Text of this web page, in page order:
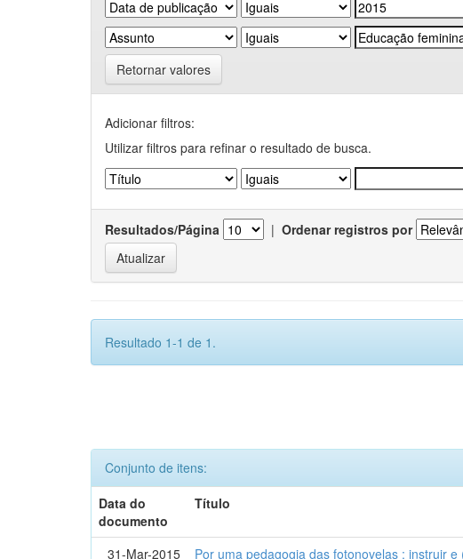
Retornar valores
Adicionar filtros:
Utilizar filtros para refinar o resultado de busca.
Resultados/Página | Ordenar registros por
Resultado 1-1 de 1.
Conjunto de itens:
Data do
documento
Título
31-Mar-2015 Por uma pedagogia das fotonovelas : instruir